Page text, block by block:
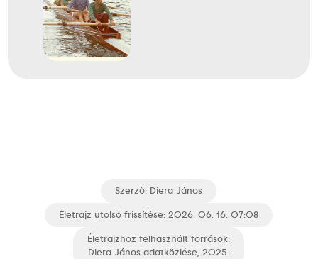
Szerző: Diera János
Életrajz utolsó frissítése: 2026. 06. 16. 07:08
Életrajzhoz felhasznált források:
Diera János adatközlése, 2025.